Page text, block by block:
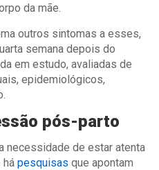
da mãe.
outros sintomas a esses,
semana depois do
em estudo, avaliadas de
epidemiológicos,
pós-parto
necessidade de estar atenta
há pesquisas que apontam